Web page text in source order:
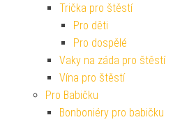
Trička pro štěstí
Pro děti
Pro dospělé
Vaky na záda pro štěstí
Vína pro štěstí
Pro Babičku
Bonboniéry pro babičku